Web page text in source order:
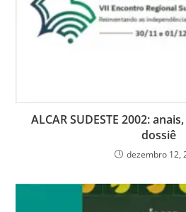
ALCAR SUDESTE 2002:
dossiê
dezembro 12,